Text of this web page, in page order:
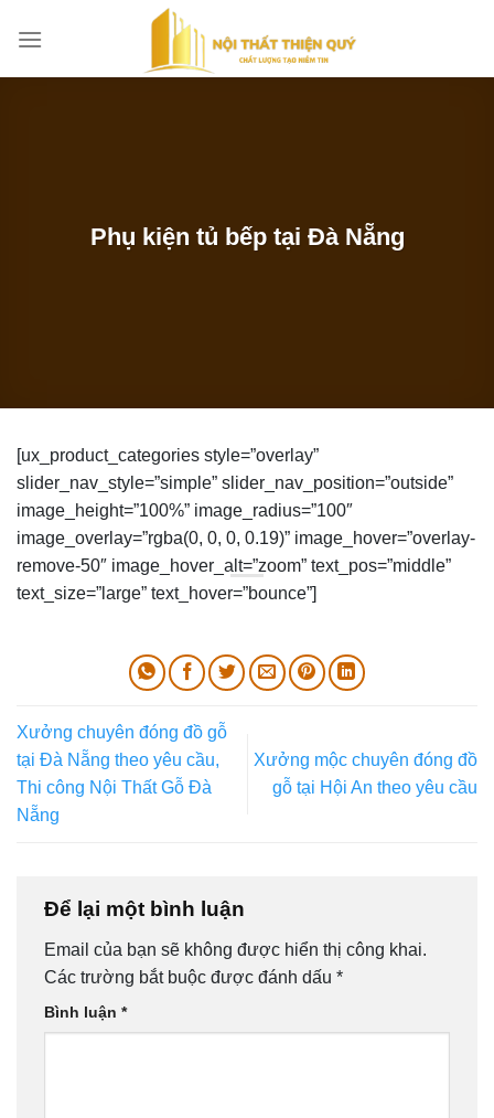
qua
Phụ kiện tủ bếp tại Đà Nẵng
[ux_product_categories style=”overlay”
slider_nav_style=”simple” slider_nav_position=”outside”
image_height=”100%” image_radius=”100″
image_overlay=”rgba(0, 0, 0, 0.19)” image_hover=”overlay-
remove-50″ image_hover_alt=”zoom” text_pos=”middle”
text_size=”large” text_hover=”bounce”]
Xưởng chuyên đóng đồ gỗ
tại Đà Nẵng theo yêu cầu,
Thi công Nội Thất Gỗ Đà
Nẵng
Xưởng mộc chuyên đóng đồ
gỗ tại Hội An theo yêu cầu
Để lại một bình luận
Email của bạn sẽ không được hiển thị công khai.
Các trường bắt buộc được đánh dấu *
Bình luận *